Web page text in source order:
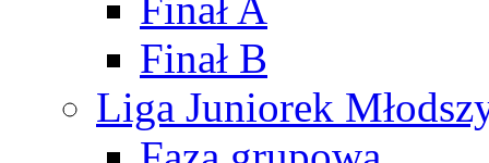
Finał B
Liga Juniorek